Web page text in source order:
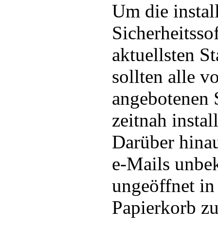
Um die
aktuellsten
sollten alle
angebotenen
zeitnah
Darüber
e-Mails
ungeöffnet
Papierkorb